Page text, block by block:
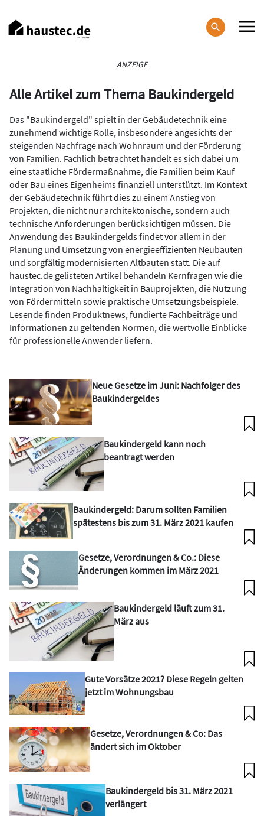
zum
Inhalt
ANZEIGE
Alle Artikel zum Thema Baukindergeld
Das "Baukindergeld" spielt in der Gebäudetechnik eine
zunehmend wichtige Rolle, insbesondere angesichts der
steigenden Nachfrage nach Wohnraum und der Förderung
von Familien. Fachlich betrachtet handelt es sich dabei um
eine staatliche Fördermaßnahme, die Familien beim Kauf
oder Bau eines Eigenheims finanziell unterstützt. Im Kontext
der Gebäudetechnik führt dies zu einem Anstieg von
Projekten, die nicht nur architektonische, sondern auch
technische Anforderungen berücksichtigen müssen. Die
Anwendung des Baukindergelds findet vor allem in der
Planung und Umsetzung von energieeffizienten Neubauten
und sorgfältig modernisierten Altbauten statt. Die auf
haustec.de gelisteten Artikel behandeln Kernfragen wie die
Integration von Nachhaltigkeit in Bauprojekten, die Nutzung
von Fördermitteln sowie praktische Umsetzungsbeispiele.
Lesende finden Produktnews, fundierte Fachbeiträge und
Informationen zu geltenden Normen, die wertvolle Einblicke
für professionelle Anwender liefern.
Neue Gesetze im Juni: Nachfolger des
Baukindergeldes
Baukindergeld kann noch
beantragt werden
Baukindergeld: Darum sollten Familien
spätestens bis zum 31. März 2021 kaufen
Gesetze, Verordnungen & Co.: Diese
Änderungen kommen im März 2021
Baukindergeld läuft zum 31.
März aus
Gute Vorsätze 2021? Diese Regeln gelten
jetzt im Wohnungsbau
Gesetze, Verordnungen & Co: Das
ändert sich im Oktober
Baukindergeld bis 31. März 2021
verlängert